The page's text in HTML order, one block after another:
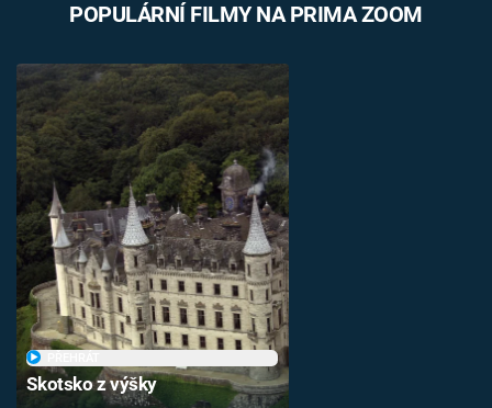
POPULÁRNÍ FILMY NA PRIMA ZOOM
Skotsko z výšky